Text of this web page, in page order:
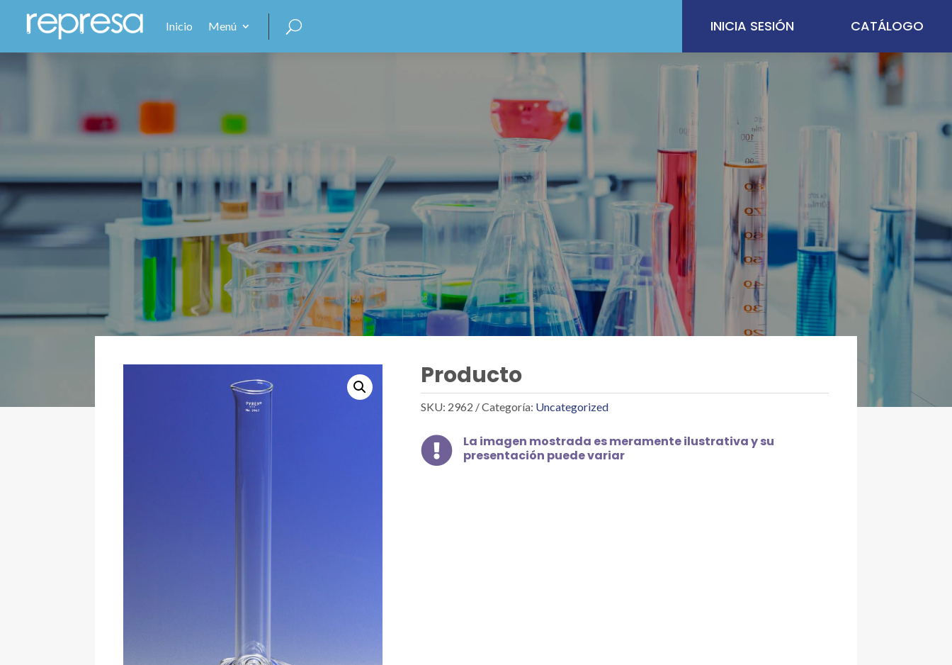
Inicio Menú INICIA SESIÓN CATÁLOGO
Producto
SKU: 2962 Categoría: Uncategorized

La imagen mostrada es meramente ilustrativa y su
presentación puede variar